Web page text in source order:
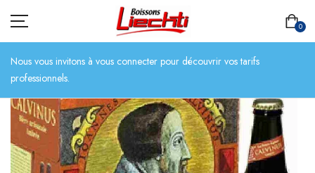
0
ACCUEIL
TOUT L’ASSORTIMENT
Nous vous invitons à vous connecter pour découvrir vos tarifs
professionnels.